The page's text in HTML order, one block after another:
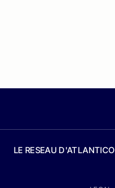
LE RESEAU D'ATLANTICO